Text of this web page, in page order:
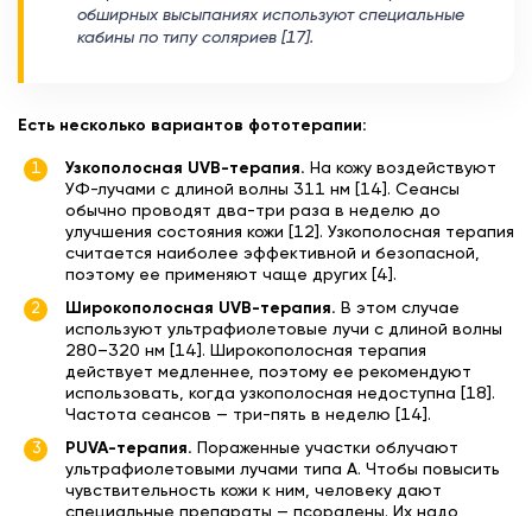
обширных высыпаниях используют специальные
кабины по типу соляриев [17].
Есть несколько вариантов фототерапии:
Узкополосная UVB-терапия. На кожу воздействуют
УФ-лучами с длиной волны 311 нм [14]. Сеансы
обычно проводят два-три раза в неделю до
улучшения состояния кожи [12]. Узкополосная терапия
считается наиболее эффективной и безопасной,
поэтому ее применяют чаще других [4].
Широкополосная UVB-терапия. В этом случае
используют ультрафиолетовые лучи с длиной волны
280–320 нм [14]. Широкополосная терапия
действует медленнее, поэтому ее рекомендуют
использовать, когда узкополосная недоступна [18].
Частота сеансов — три-пять в неделю [14].
PUVA-терапия. Пораженные участки облучают
ультрафиолетовыми лучами типа А. Чтобы повысить
чувствительность кожи к ним, человеку дают
специальные препараты — псоралены. Их надо